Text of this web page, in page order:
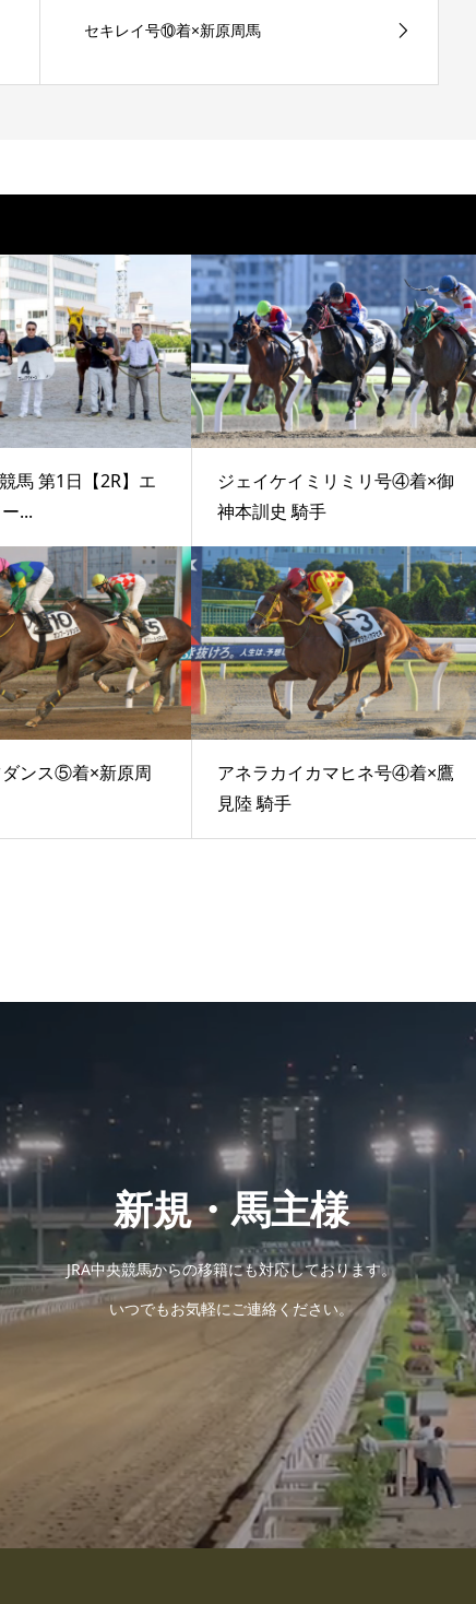
セキレイ号⑩着×新原周馬
馬 第1日【2R】エ
...
ジェイケイミリミリ号④着×御
神本訓史 騎手
ダンス⑤着×新原周
アネラカイカマヒネ号④着×鷹
見陸 騎手
新規・馬主様
JRA中央競馬からの移籍にも対応しております。
いつでもお気軽にご連絡ください。